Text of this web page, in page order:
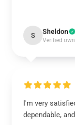
S Sheldon
Verified
I'm very
dependable,